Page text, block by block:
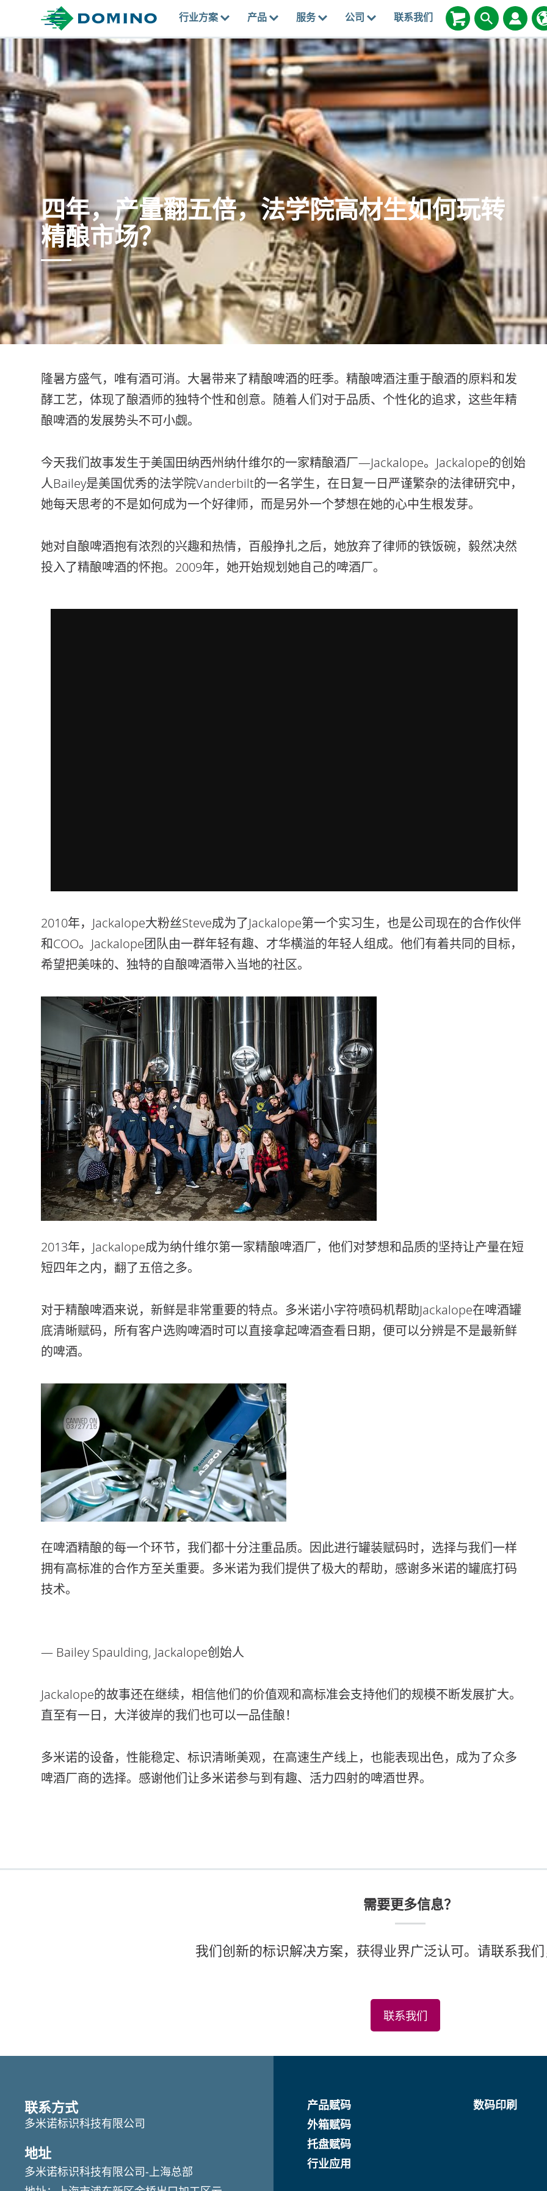
行业方案 产品 服务 公司 联系我们
四年，产量翻五倍，法学院高材生如何玩转
精酿市场？
​隆暑方盛气，唯有酒可消。大暑带来了精酿啤酒的旺季。精酿啤酒注重于酿酒的原料和发
酵工艺，体现了酿酒师的独特个性和创意。随着人们对于品质、个性化的追求，这些年精
酿啤酒的发展势头不可小觑。
今天我们故事发生于美国田纳西州纳什维尔的一家精酿酒厂—Jackalope。Jackalope的创始
人Bailey是美国优秀的法学院Vanderbilt的一名学生，在日复一日严谨繁杂的法律研究中，
她每天思考的不是如何成为一个好律师，而是另外一个梦想在她的心中生根发芽。
她对自酿啤酒抱有浓烈的兴趣和热情，百般挣扎之后，她放弃了律师的铁饭碗，毅然决然
投入了精酿啤酒的怀抱。2009年，她开始规划她自己的啤酒厂。
2010年，Jackalope大粉丝Steve成为了Jackalope第一个实习生，也是公司现在的合作伙伴
和COO。Jackalope团队由一群年轻有趣、才华横溢的年轻人组成。他们有着共同的目标，
希望把美味的、独特的自酿啤酒带入当地的社区。
2013年，Jackalope成为纳什维尔第一家精酿啤酒厂，他们对梦想和品质的坚持让产量在短
短四年之内，翻了五倍之多。
对于精酿啤酒来说，新鲜是非常重要的特点。多米诺小字符喷码机帮助Jackalope在啤酒罐
底清晰赋码，所有客户选购啤酒时可以直接拿起啤酒查看日期，便可以分辨是不是最新鲜
的啤酒。
在啤酒精酿的每一个环节，我们都十分注重品质。因此进行罐装赋码时，选择与我们一样
拥有高标准的合作方至关重要。多米诺为我们提供了极大的帮助，感谢多米诺的罐底打码
技术。
— Bailey Spaulding, Jackalope创始人
Jackalope的故事还在继续，相信他们的价值观和高标准会支持他们的规模不断发展扩大。
直至有一日，大洋彼岸的我们也可以一品佳酿！​
多米诺的设备，性能稳定、标识清晰美观，在高速生产线上，也能表现出色，成为了众多
啤酒厂商的选择。感谢他们让多米诺参与到有趣、活力四射的啤酒世界。​
需要更多信息？
我们创新的标识解决方案，获得业界广泛认可。请联系我
联系我们
联系方式
多米诺标识科技有限公司
地址
多米诺标识科技有限公司-上海总部
产品赋码
外箱赋码
托盘赋码
行业应用
数码印刷